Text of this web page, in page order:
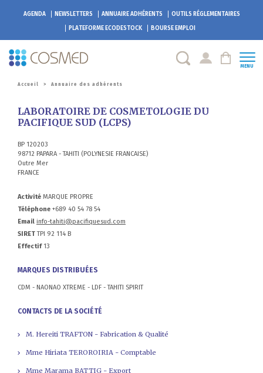
AGENDA NEWSLETTERS ANNUAIRE ADHÉRENTS
OUTILS RÉGLEMENTAIRES
PLATEFORMEECODESTOCK BOURSE EMPLOI
MENU
Accueil > Annuaire des adhérents
LABORATOIRE DE COSMETOLOGIE DU
PACIFIQUE SUD (LCPS)
BP 120203
98712 PAPARA - TAHITI (POLYNESIE FRANCAISE)
Outre Mer
FRANCE
Activité MARQUE PROPRE
Téléphone +689 40 54 78 54
Email info-tahiti@pacifiquesud.com
SIRETTPI 92 114 B
Effectif13
MARQUES DISTRIBUÉES
CDM - NAONAO XTREME - LDF - TAHITI SPIRIT
CONTACTS DE LA SOCIÉTÉ
M. Hereiti TRAFTON - Fabrication & Qualité
Mme Hiriata TEROROIRIA - Comptable
Mme Marama BATTIG - Export